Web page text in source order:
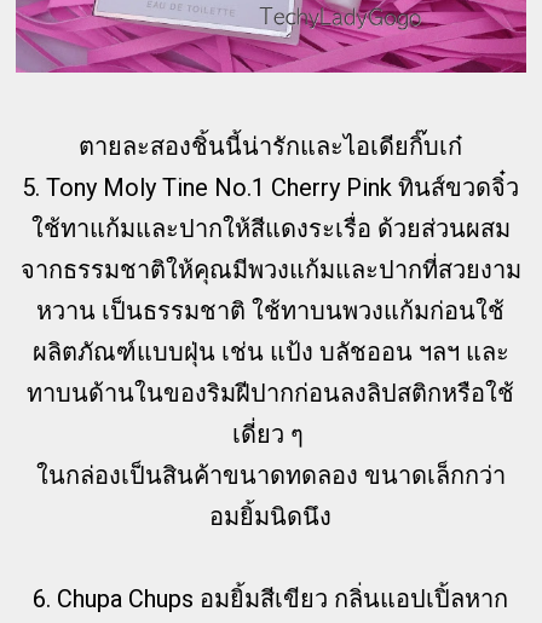
ตายละสองชิ้นนี้น่ารักและไอเดียกิ๊บเก๋
5. Tony Moly Tine No.1 Cherry Pink ทินส์ขวดจิ๋ว
ใช้ทาแก้มและปากให้สีแดงระเรื่อ ด้วยส่วนผสม
จากธรรมชาติให้คุณมีพวงแก้มและปากที่สวยงาม
หวาน เป็นธรรมชาติ ใช้ทาบนพวงแก้มก่อนใช้
ผลิตภัณฑ์แบบฝุ่น เช่น แป้ง บลัชออน ฯลฯ และ
ทาบนด้านในของริมฝีปากก่อนลงลิปสติกหรือใช้
เดี่ยว ๆ
ในกล่องเป็นสินค้าขนาดทดลอง ขนาดเล็กกว่า
อมยิ้มนิดนึง
6. Chupa Chups อมยิ้มสีเขียว กลิ่นแอปเปิ้ลหาก